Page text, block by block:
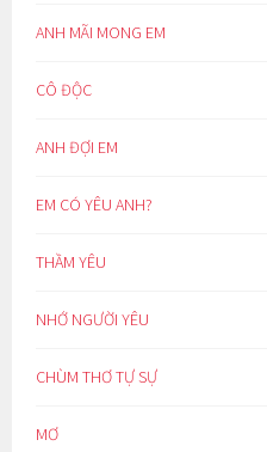
ANH MÃI MONG EM
CÔ ĐỘC
ANH ĐỢI EM
EM CÓ YÊU ANH?
THẦM YÊU
NHỚ NGƯỜI YÊU
CHÙM THƠ TỰ SỰ
MƠ